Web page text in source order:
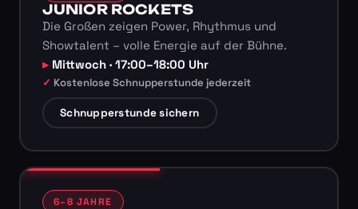
JUNIOR ROCKETS
Die Großen zeigen Power, Rhythmus und
Showtalent – volle Energie auf der Bühne.
Mittwoch · 17:00–18:00 Uhr
Kostenlose Schnupperstunde jederzeit
Schnupperstunde sichern
6–8 JAHRE